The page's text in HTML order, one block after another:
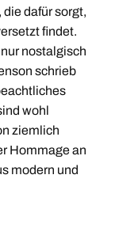
dafür sorgt,
findet.
nostalgisch
schrieb
wohl
ziemlich
Hommage an
modern und